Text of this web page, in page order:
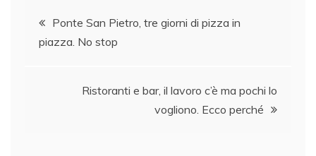
b
o
dI
n
A
p
vi
Navigazione
articoli
Ponte San Pietro, tre giorni di pizza in
piazza. No stop
Ristoranti e bar, il lavoro c’è ma pochi lo
vogliono. Ecco perché